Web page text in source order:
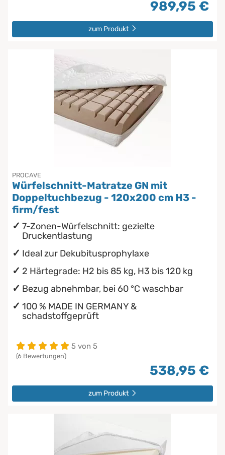
989,95 €
zum Produkt
PROCAVE
Würfelschnitt-Matratze GN mit
Doppeltuchbezug - 120x200 cm H3 -
firm/fest
7-Zonen-Würfelschnitt: gezielte
Druckentlastung
Ideal zur Dekubitusprophylaxe
2 Härtegrade: H2 bis 85 kg, H3 bis 120 kg
Bezug abnehmbar, bei 60 °C waschbar
100 % MADE IN GERMANY &
schadstoffgeprüft
5 von 5
(6 Bewertungen)
538,95 €
zum Produkt